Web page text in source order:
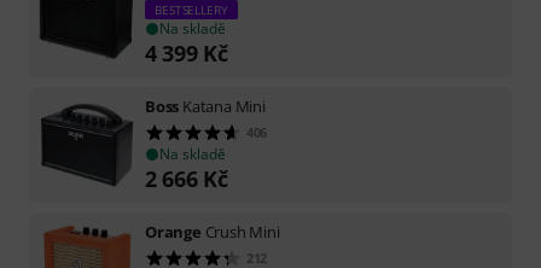
BESTSELLERY
Na skladě
4 399 Kč
Boss Katana Mini
406
Na skladě
2 666 Kč
Orange Crush Mini
212